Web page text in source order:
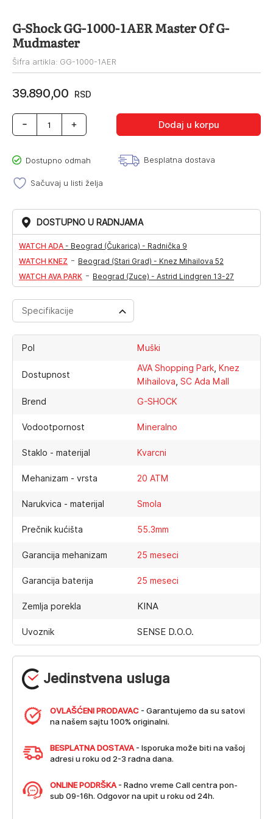
G-Shock GG-1000-1AER Master Of G-
Mudmaster
Šifra artikla: GG-1000-1AER
39.890,00 RSD
G-
Shock
1000-
1AER
Master
Of
Mudmaster
količina
Dodaj u korpu
Dostupno odmah Besplatna dostava
Sačuvaj u listi želja
DOSTUPNO U RADNJAMA
WATCH ADA - Beograd (Čukarica) - Radnička 9
WATCH KNEZ - Beograd (Stari Grad) - Knez Mihailova 52
WATCH AVA PARK - Beograd (Zuce) - Astrid Lindgren 13-27
Jedinstvena usluga
OVLAŠĆENI PRODAVAC - Garantujemo da su satovi
na našem sajtu 100% originalni.
BESPLATNA DOSTAVA - Isporuka može biti na vašoj
adresi u roku od 2-3 radna dana.
ONLINE PODRŠKA - Radno vreme Call centra pon-
sub 09-16h. Odgovor na upit u roku od 24h.
Specifikacije
Pol Muški
Dostupnost
AVA Shopping Park, Knez
Mihailova, SC Ada Mall
Brend G-SHOCK
Vodootpornost Mineralno
Staklo - materijal Kvarcni
Mehanizam - vrsta 20 ATM
Narukvica - materijal Smola
Prečnik kućišta 55.3mm
Garancija mehanizam 25 meseci
Garancija baterija 25 meseci
Zemlja porekla KINA
Uvoznik SENSE D.O.O.